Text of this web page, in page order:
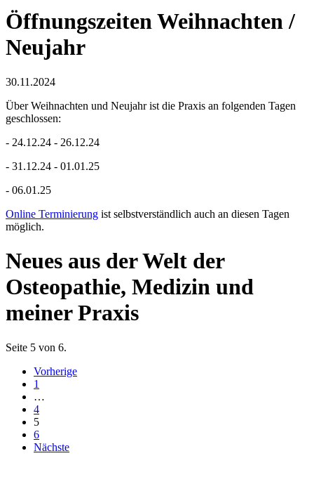
Öffnungszeiten Weihnachten /
Neujahr
30.11.2024
Über Weihnachten und Neujahr ist die Praxis an folgenden Tagen
geschlossen:
- 24.12.24 - 26.12.24
- 31.12.24 - 01.01.25
- 06.01.25
Online Terminierung ist selbstverständlich auch an diesen Tagen
möglich.
Neues aus der Welt der
Osteopathie, Medizin und
meiner Praxis
Seite 5 von 6.
Vorherige
1
…
4
5
6
Nächste